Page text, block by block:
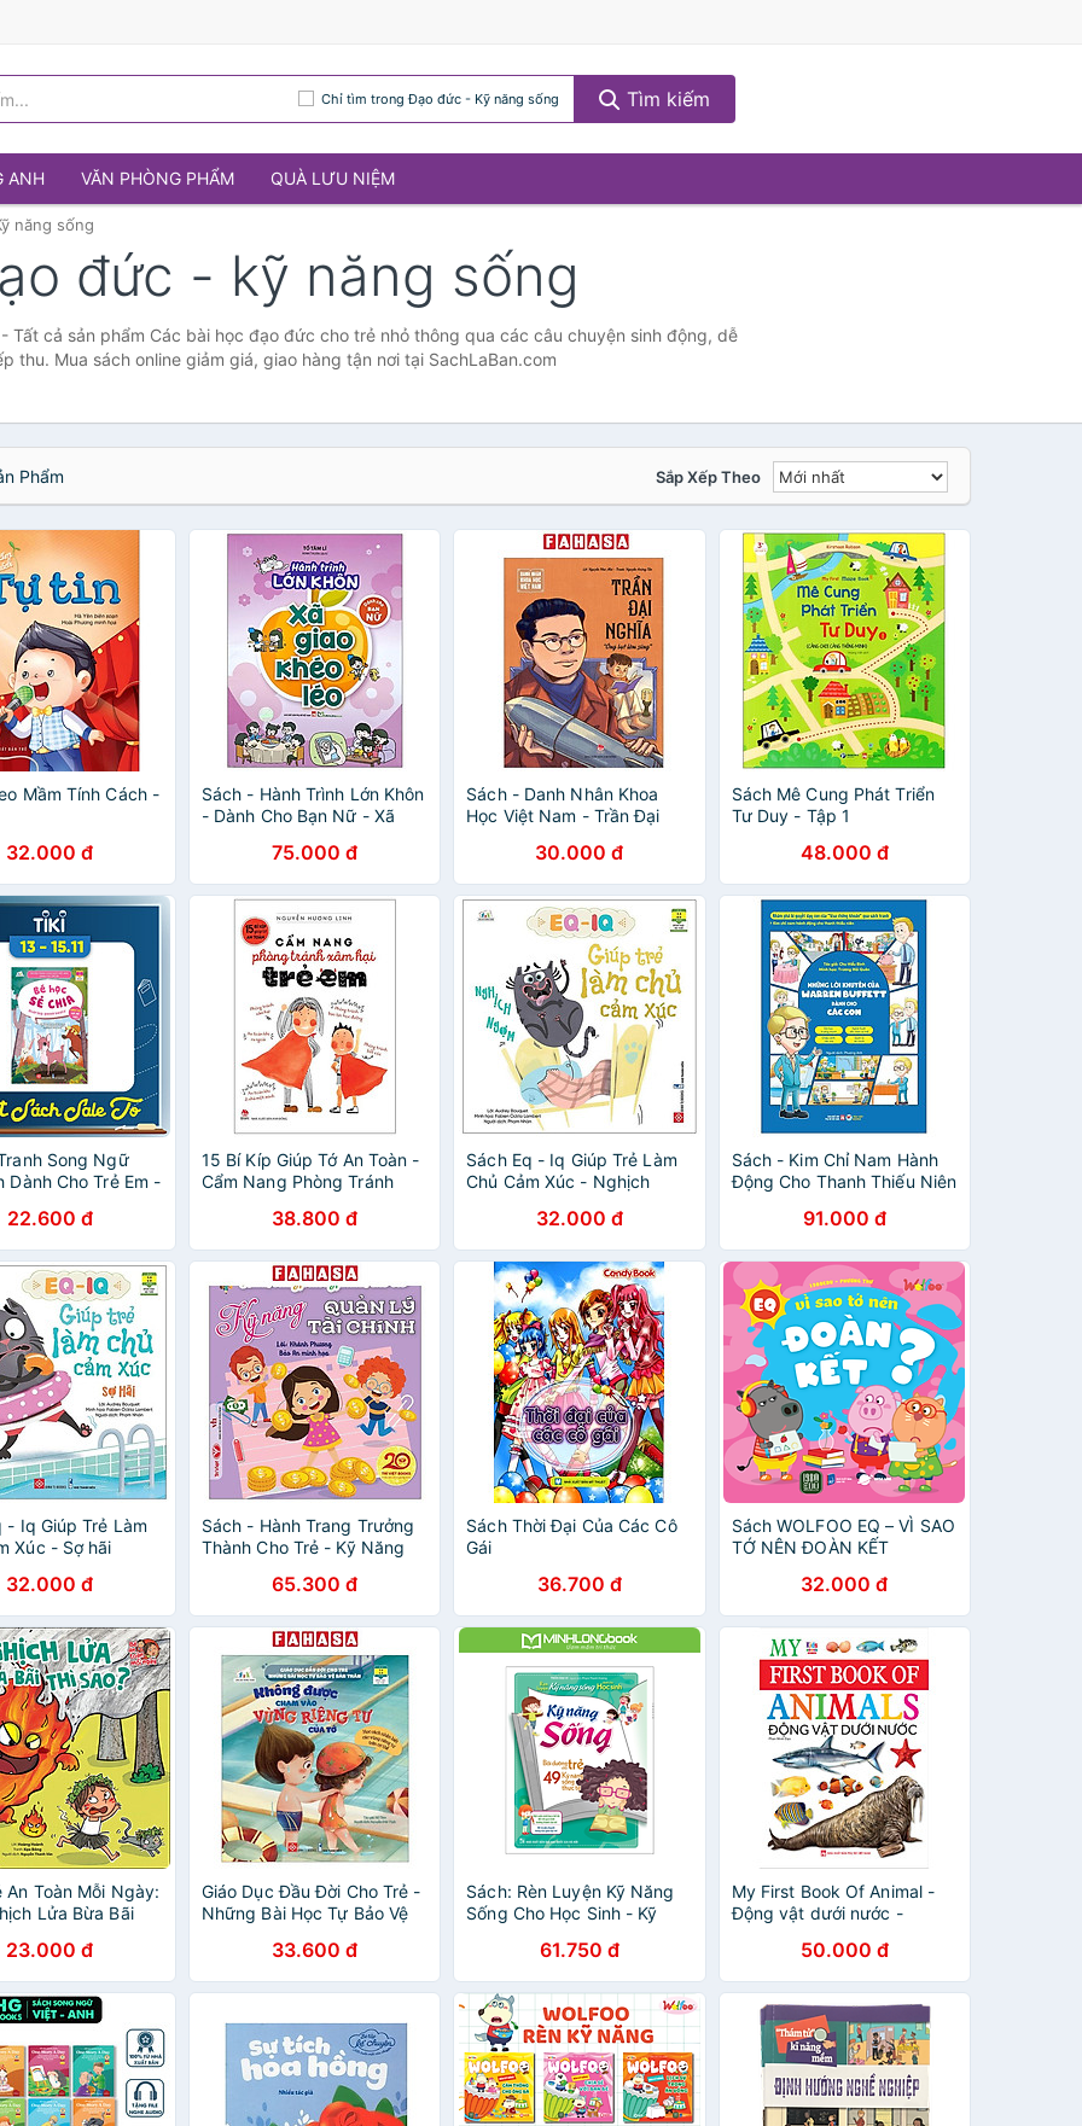
Chỉ tìm trong Đạo đức - Kỹ năng sống Tìm kiếm
ANH VĂN PHÒNG PHẨM QUÀ LƯU NIỆM
năng sống
đức - kỹ năng sống
Tất cả sản phẩm Các bài học đạo đức cho trẻ nhỏ thông qua các câu chuyện sinh động, dễ
thu. Mua sách online giảm giá, giao hàng tận nơi tại SachLaBan.com
Phẩm Sắp Xếp Theo
Mầm Tính Cách -
32.000 đ
Sách - Hành Trình Lớn Khôn
- Dành Cho Bạn Nữ - Xã
75.000 đ
Sách - Danh Nhân Khoa
Học Việt Nam - Trần Đại
30.000 đ
Sách Mê Cung Phát Triển
Tư Duy - Tập 1
48.000 đ
Song Ngữ
Dành Cho Trẻ Em -
- Sharing
22.600 đ
15 Bí Kíp Giúp Tớ An Toàn -
Cẩm Nang Phòng Tránh
38.800 đ
Sách Eq - Iq Giúp Trẻ Làm
Chủ Cảm Xúc - Nghịch
32.000 đ
Sách - Kim Chỉ Nam Hành
Động Cho Thanh Thiếu Niên
Warren Bufett Dành Cho
Các Con
91.000 đ
- Iq Giúp Trẻ Làm
Xúc - Sợ hãi
32.000 đ
Sách - Hành Trang Trưởng
Thành Cho Trẻ - Kỹ Năng
65.300 đ
Sách Thời Đại Của Các Cô
Gái
36.700 đ
Sách WOLFOO EQ – VÌ SAO
TỚ NÊN ĐOÀN KẾT
32.000 đ
An Toàn Mỗi Ngày:
Lửa Bừa Bãi
23.000 đ
Giáo Dục Đầu Đời Cho Trẻ -
Những Bài Học Tự Bảo Vệ
Chạm Vào Vùng Riêng Tư
Của Tớ
33.600 đ
Sách: Rèn Luyện Kỹ Năng
Sống Cho Học Sinh - Kỹ
61.750 đ
My First Book Of Animal -
Động vật dưới nước -
về động vật. - Chủ đề động
vật dưới nước
50.000 đ